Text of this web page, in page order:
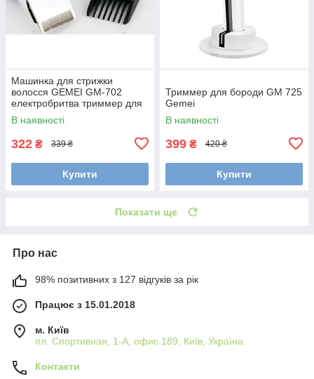
Машинка для стрижки
волосся GEMEI GM-702
електробритва триммер для
бороди
В наявності
322 ₴ 339 ₴
Купити
Триммер для бороди GM 725
Gemei
В наявності
399 ₴ 420 ₴
Купити
Показати ще
Про нас
98% позитивних з 127 відгуків за рік
Працює з 15.01.2018
м. Київ
пл. Спортивная, 1-А, офис 189, Київ, Україна
Контакти